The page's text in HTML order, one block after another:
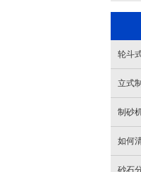
轮斗
立式
制砂
如何
砂石